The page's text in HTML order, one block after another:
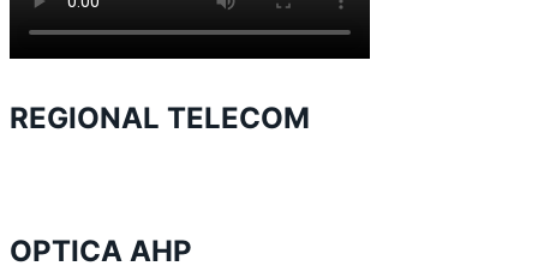
REGIONAL TELECOM
OPTICA AHP